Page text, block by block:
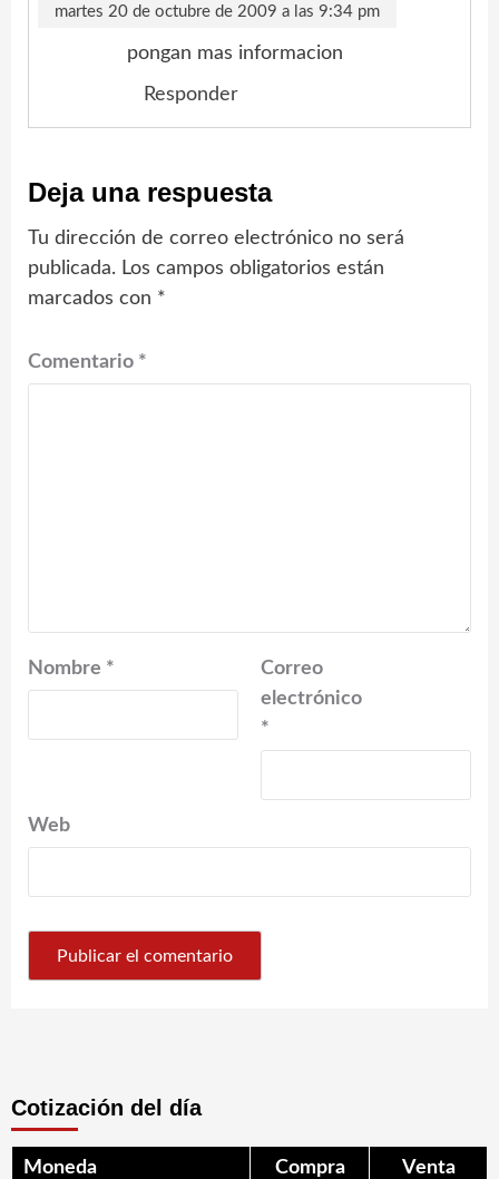
martes 20 de octubre de 2009 a las 9:34 pm
pongan mas informacion
Responder
Deja una respuesta
Tu dirección de correo electrónico no será
publicada. Los campos obligatorios están
marcados con *
Comentario *
Nombre *
Correo
electrónico
*
Web
Cotización del día
Moneda Compra Venta